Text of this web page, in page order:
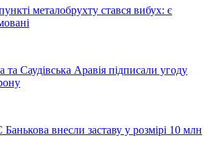
металобрухту стався вибух: є
Саудівська Аравія підписали угоду
внесли заставу у розмірі 10 млн